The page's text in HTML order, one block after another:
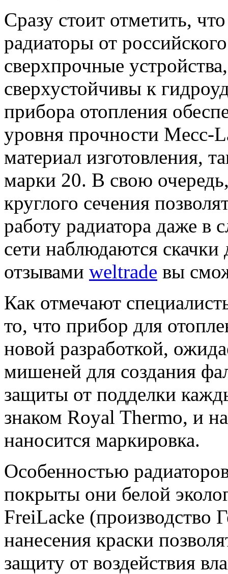
Сразу стоит отметить,
радиаторы от
сверхпрочные
сверхустойчивы к
прибора отопления
уровня прочности Mecc-
материал изготовления,
марки 20. В свою
круглого сечения
работу радиатора даже в
сети наблюдаются скачки
отзывами weltrade вы
Как отмечают
то, что прибор для
новой разработкой,
мишеней для создания
защиты от подделки
знаком Royal Thermo, и
наносится маркировка.
Особенностью
покрыты они белой
FreiLacke (производство
нанесения краски
защиту от воздействия